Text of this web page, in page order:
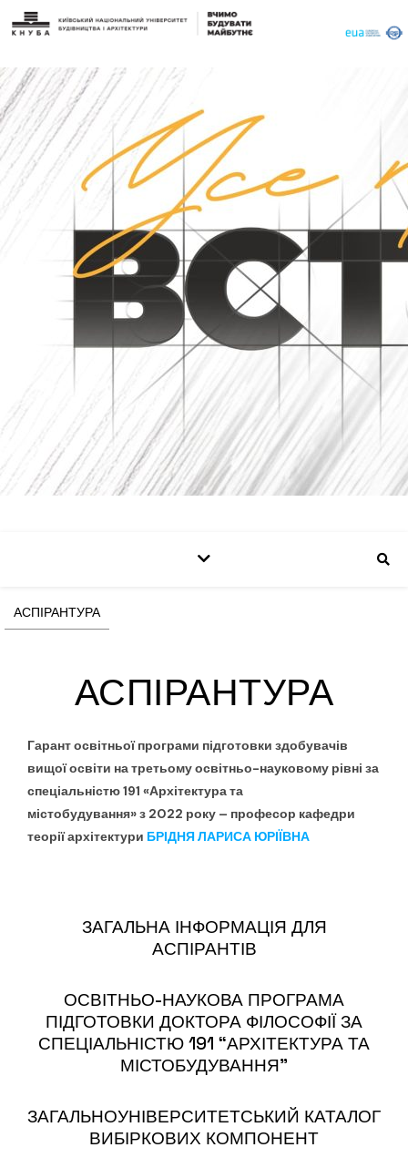
АСПІРАНТУРА
АСПІРАНТУРА
Гарант освітньоїпрограми підготовки здобувачів
вищої освіти на третьому освітньо-науковому рівні за
спеціальністю 191 «Архітектура та
містобудування»з 2022 року – професор кафедри
теорії архітектури БРІДНЯ ЛАРИСА ЮРІЇВНА
ЗАГАЛЬНА ІНФОРМАЦІЯ ДЛЯ
АСПІРАНТІВ
ОСВІТНЬО-НАУКОВА ПРОГРАМА
ПІДГОТОВКИ ДОКТОРА ФІЛОСОФІЇ ЗА
СПЕЦІАЛЬНІСТЮ 191 “АРХІТЕКТУРА ТА
МІСТОБУДУВАННЯ”
ЗАГАЛЬНОУНІВЕРСИТЕТСЬКИЙ КАТАЛОГ
ВИБІРКОВИХ КОМПОНЕНТ